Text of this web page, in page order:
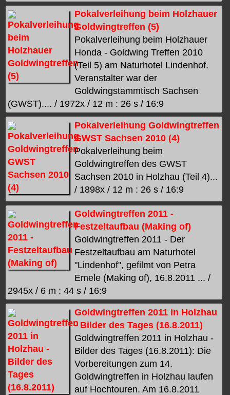
Pokalverleihung beim Holzhauer
Goldwingtreffen (5)
Pokalverleihung beim Holzhauer
Honda - Goldwing Treffen 2010
(Teil 5) am Naturhotel Lindenhof.
Veranstalter war der
Goldwingstammtisch Sachsen
(GWST).... / 1972x / 12 m : 26 s / 16:9
Pokalverleihung Goldwingtreffen
GWST Sachsen 2010 (4)
Pokalverleihung beim
Goldwingtreffen des GWST
Sachsen 2010 in Holzhau (Teil 4)...
/ 1898x / 12 m : 26 s / 16:9
Goldwingtreffen 2011 -
Festzeltaufbau (Making of)
Goldwingtreffen 2011 - Der
Festzeltaufbau am Naturhotel
"Lindenhof", gefilmt von Petra
Emele (Making of), 16.8.2011 ... /
2945x / 6 m : 44 s / 16:9
Goldwingtreffen 2011 in Holzhau
- Bilder des Tages (16.8.2011)
Goldwingtreffen 2011 in Holzhau -
Bilder des Tages (16.8.2011): Die
Vorbereitungen zum 14.
Goldwingtreffen in Holzhau laufen
auf Hochtouren. Am 16.8.2011